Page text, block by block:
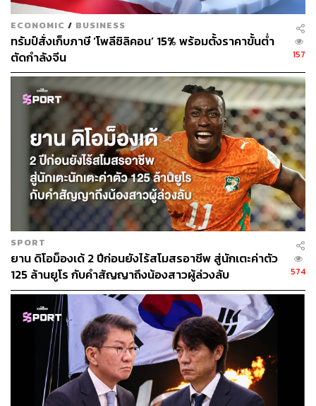
ECONOMIC / BUSINESS
ทรัมป์สั่งเก็บภาษี ‘โพลีซิลิคอน’ 15% พร้อมตั้งราคาขั้นต่ำ
ตัดกำลังจีน
157
SPORT
ยาน ดิโอม็องเด้ 2 ปีก่อนยังไร้สโมสรอาชีพ สู่นักเตะค่าตัว
125 ล้านยูโร กับคำสัญญาถึงน้องสาวผู้ล่วงลับ
574